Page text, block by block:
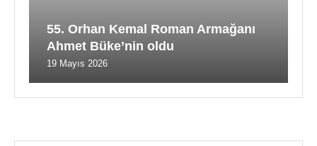
55. Orhan Kemal Roman Armağanı
Ahmet Büke’nin oldu
19 Mayıs 2026